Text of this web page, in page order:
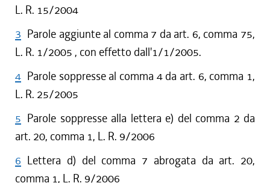
L. R. 15/2004
3 Parole aggiunte al comma 7 da art. 6, comma 75,
L. R. 1/2005 , con effetto dall'1/1/2005.
4 Parole soppresse al comma 4 da art. 6, comma 1,
L. R. 25/2005
5 Parole soppresse alla lettera e) del comma 2 da
art. 20, comma 1, L. R. 9/2006
6 Lettera d) del comma 7 abrogata da art. 20,
comma 1, L. R. 9/2006